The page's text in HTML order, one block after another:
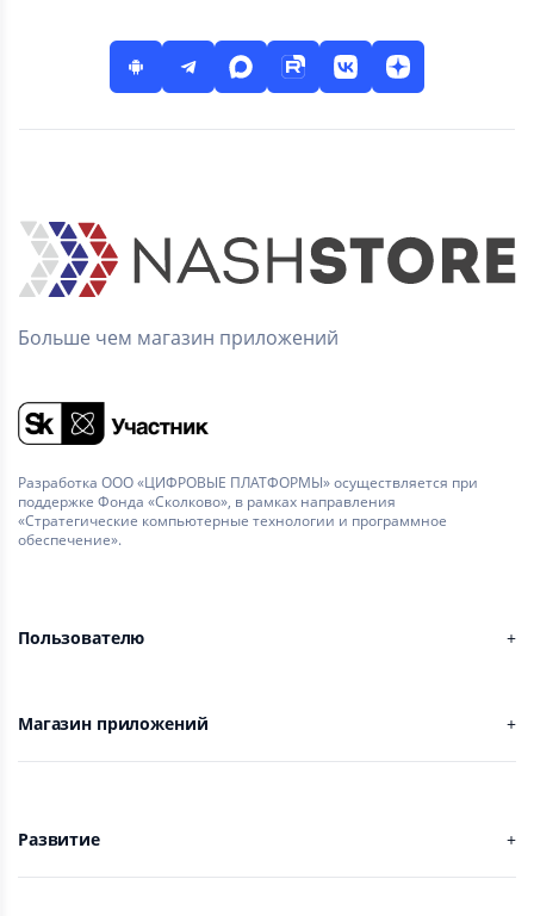
Больше чем магазин приложений
Разработка ООО «ЦИФРОВЫЕ ПЛАТФОРМЫ» осуществляется при
поддержке Фонда «Сколково», в рамках направления
«Стратегические компьютерные технологии и программное
обеспечение».
Пользователю
Магазин приложений
Развитие